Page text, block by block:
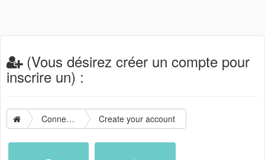
(Vous désirez créer un compte pour
inscrire un) :
Connection Create your account